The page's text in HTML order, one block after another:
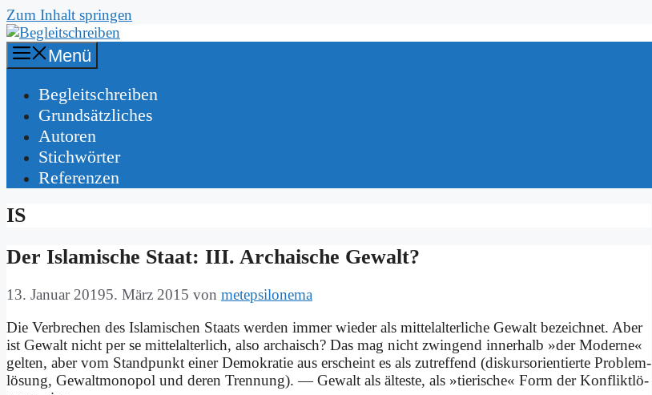
Zum Inhalt springen
Menü
Be­gleit­schrei­ben
Grund­sätz­li­ches
Au­toren
Stich­wör­ter
Re­fe­ren­zen
IS
Der Is­la­mi­sche Staat: III. Ar­chai­sche Ge­walt?
13. Januar 20195. März 2015 von metepsilonema
Die Ver­bre­chen des Is­la­mi­schen Staats wer­den im­mer wie­der als mit­tel­al­ter­li­che Ge­walt be­zeich­net. Aber
ist Ge­walt nicht per se mit­tel­al­ter­lich, al­so ar­cha­isch? Das mag nicht zwin­gend in­ner­halb »der Mo­der­ne«
gel­ten, aber vom Stand­punkt ei­ner De­mo­kra­tie aus er­scheint es als zu­tref­fend (dis­kurs­ori­en­tier­te Pro­blem­
lö­sung, Ge­walt­mo­no­pol und de­ren Tren­nung). — Ge­walt als äl­te­ste, als »tie­ri­sche« Form der Kon­flikt­lö­